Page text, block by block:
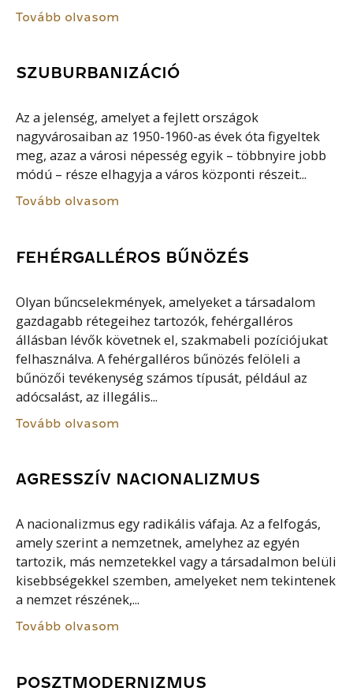
Tovább olvasom
SZUBURBANIZÁCIÓ
Az a jelenség, amelyet a fejlett országok
nagyvárosaiban az 1950-1960-as évek óta figyeltek
meg, azaz a városi népesség egyik – többnyire jobb
módú – része elhagyja a város központi részeit...
Tovább olvasom
FEHÉRGALLÉROS BŰNÖZÉS
Olyan bűncselekmények, amelyeket a társadalom
gazdagabb rétegeihez tartozók, fehérgalléros
állásban lévők követnek el, szakmabeli pozíciójukat
felhasználva. A fehérgalléros bűnözés felöleli a
bűnözői tevékenység számos típusát, például az
adócsalást, az illegális...
Tovább olvasom
AGRESSZÍV NACIONALIZMUS
A nacionalizmus egy radikális váfaja. Az a felfogás,
amely szerint a nemzetnek, amelyhez az egyén
tartozik, más nemzetekkel vagy a társadalmon belüli
kisebbségekkel szemben, amelyeket nem tekintenek
a nemzet részének,...
Tovább olvasom
POSZTMODERNIZMUS